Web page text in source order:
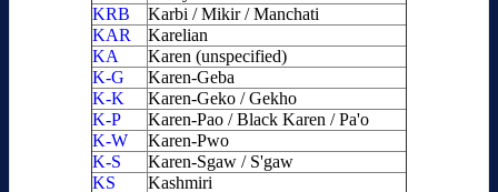
KRB
Karbi / Mikir / Manchati
KAR
Karelian
KA
Karen (unspecified)
K-G
Karen-Geba
K-K
Karen-Geko / Gekho
K-P
Karen-Pao / Black Karen / Pa'o
K-W
Karen-Pwo
K-S
Karen-Sgaw / S'gaw
KS
Kashmiri